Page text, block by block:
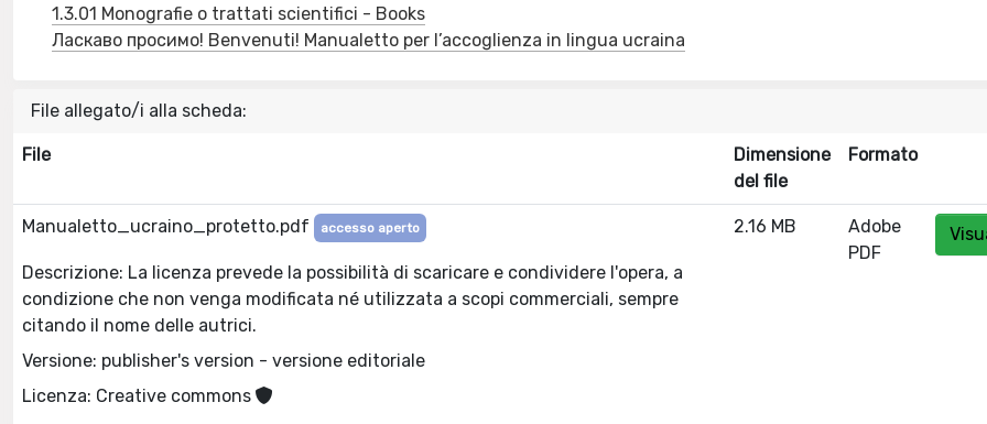
1.3.01 Monografie o trattati scientifici - Books
Ласкаво просимо! Benvenuti! Manualetto per l’accoglienza in lingua ucraina
File allegato/i alla scheda:
File
Dimensione
del file
Formato
Manualetto_ucraino_protetto.pdf accesso aperto
Descrizione: La licenza prevede la possibilità di scaricare e condividere l'opera, a
condizione che non venga modificata né utilizzata a scopi commerciali, sempre
citando il nome delle autrici.
Versione: publisher's version - versione editoriale
Licenza: Creative commons
2.16 MB
Adobe
PDF